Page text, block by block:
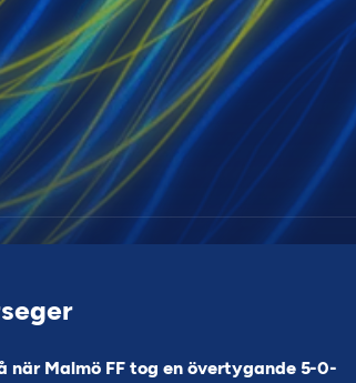
Malmö FF tog en övertygande 5-0-